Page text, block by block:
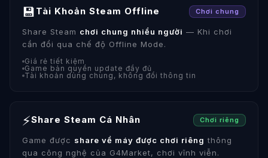
💾 Tài Khoản Steam Offline Chơi chung
Share Steam chơi chung nhiều người — Khi chơi
cần đổi qua chế độ Offline Mode.
Giá rẻ tiết kiệm
Game bản quyền update đầy đủ
Tài khoản dùng chung, không đổi thông tin
⚡Share Steam Cá Nhân Chơi riêng
Game được share về máy được chơi riêng thông
qua công nghệ của G4Market, chơi vĩnh viễn.